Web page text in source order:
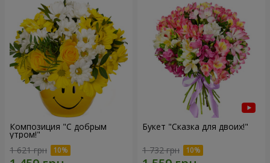
Композиция "С добрым
утром!"
1 621 грн
Букет "Сказка для двоих!"
1 732 грн